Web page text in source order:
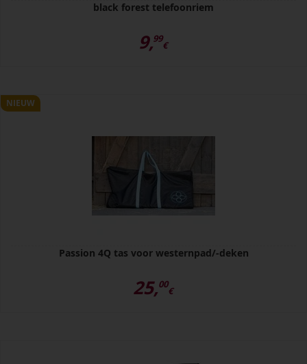
black forest telefoonriem
9,99
€
NIEUW
Passion 4Q tas voor westernpad/-deken
25,00
€